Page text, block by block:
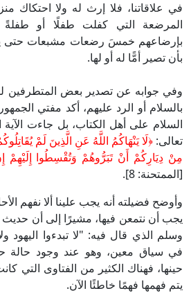
علاقاتنا، فلا إرث له ولا احتكاك
التي كفلت طفلًا أو طفلةً
خمسَ رضعات مشبعات حتى يزول
تصير أمًّا له أو لها.
جوابه عن تصدير بعض المتطرفين
أو الرد عليهم، أكد مفتي
على أهل الكتاب، بل جاءت الآية
﴿ لَا يَنْهَاكُمُ اللَّهُ عَنِ الَّذِينَ لَمْ
دِيَارِكُمْ أَنْ تَبَرُّوهُمْ وَتُقْسِطُوا إِلَيْهِمْ إِنَّ
8].
فضيلته أنه يجب علينا ألا نفهم
أن نتمعن فيها، مشيرًا إلى أن حديث
الذي قال فيه: "لا تبدءوا اليهود ولا
سياق معين، وهو عند وجود حالة
فهناك الكثير من الفتاوى التي
فهمها فهمًا خاطئًا الآن.